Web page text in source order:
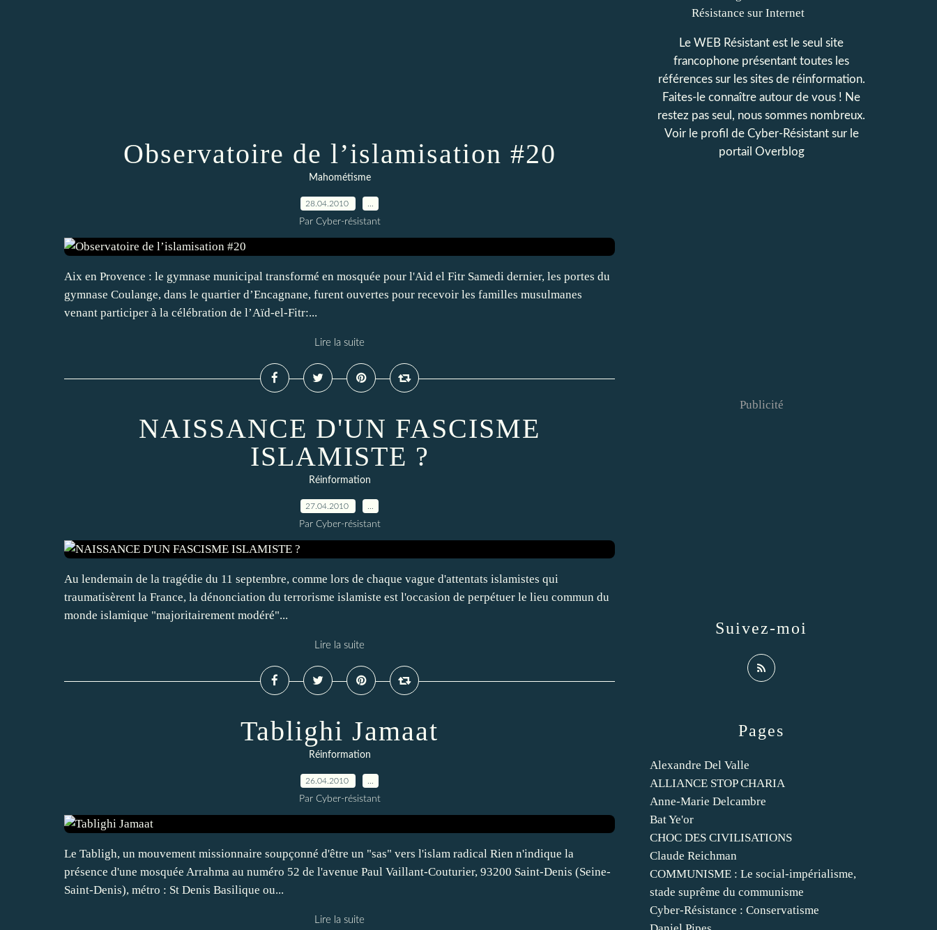
Observatoire de l’islamisation #20
Mahométisme
28.04.2010
Par Cyber-résistant
Aix en Provence : le gymnase municipal transformé en mosquée pour l'Aid el Fitr Samedi dernier, les portes du
gymnase Coulange, dans le quartier d’Encagnane, furent ouvertes pour recevoir les familles musulmanes
venant participer à la célébration de l’Aïd-el-Fitr:...
Lire la suite
NAISSANCE D'UN FASCISME
ISLAMISTE ?
Réinformation
27.04.2010
Par Cyber-résistant
Au lendemain de la tragédie du 11 septembre, comme lors de chaque vague d'attentats islamistes qui
traumatisèrent la France, la dénonciation du terrorisme islamiste est l'occasion de perpétuer le lieu commun du
monde islamique "majoritairement modéré"...
Lire la suite
Tablighi Jamaat
Réinformation
26.04.2010
Par Cyber-résistant
Le Tabligh, un mouvement missionnaire soupçonné d'être un "sas" vers l'islam radical Rien n'indique la
présence d'une mosquée Arrahma au numéro 52 de l'avenue Paul Vaillant-Couturier, 93200 Saint-Denis (Seine-
Saint-Denis), métro : St Denis Basilique ou...
Lire la suite
Pages
Alexandre Del Valle
ALLIANCE STOP CHARIA
Anne-Marie Delcambre
Bat Ye'or
CHOC DES CIVILISATIONS
Claude Reichman
COMMUNISME : Le social-impérialisme,
stade suprême du communisme
Cyber-Résistance : Conservatisme
Le WEB Résistant est le seul site
francophone présentant toutes les
références sur les sites de réinformation.
Faites-le connaître autour de vous ! Ne
restez pas seul, nous sommes nombreux.
Voir le profil de Cyber-Résistantsur le
portail Overblog
Suivez-moi
Publicité